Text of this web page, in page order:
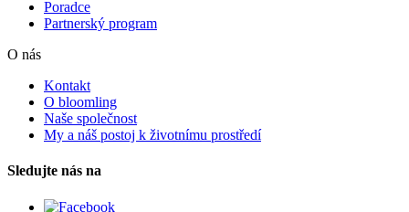
Poradce
Partnerský program
O nás
Kontakt
O bloomling
Naše společnost
My a náš postoj k životnímu prostředí
Sledujte nás na